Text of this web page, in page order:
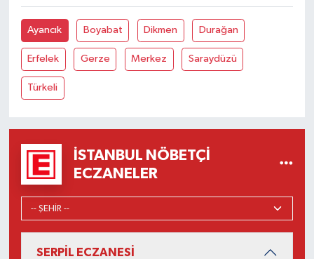
Ayancık Boyabat Dikmen Durağan
Erfelek Gerze Merkez Saraydüzü
Türkeli
İSTANBUL NÖBETÇI
ECZANELER
SERPİL ECZANESİ